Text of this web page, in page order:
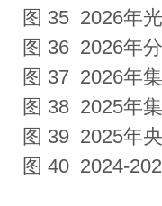
图 35 2026年
图 36 2026年
图 37 2026年
图 38 2025年
图 39 2025年
图 40 2024-